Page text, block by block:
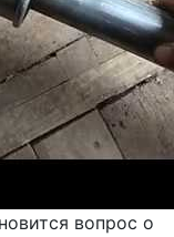
вопрос о